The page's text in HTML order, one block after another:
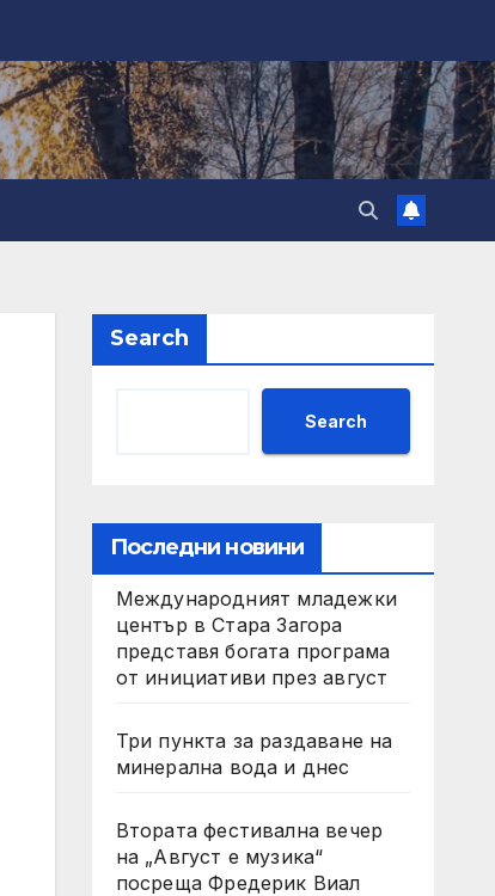
Search
Search
Последни новини
Международният младежки
център в Стара Загора
представя богата програма
от инициативи през август
Три пункта за раздаване на
минерална вода и днес
Втората фестивална вечер
на „Август е музика“
посреща Фредерик Виал